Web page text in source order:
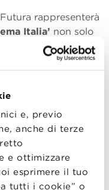
e, previo
anche di terze
e ottimizzare
esprimere il tuo
tutti i cookie” o
rappresenterà
Italia’ non solo
dal punto di vista
Per
suoi colleghi
tour, mentre
degli
sui siti
sui profili
@Italianairforce